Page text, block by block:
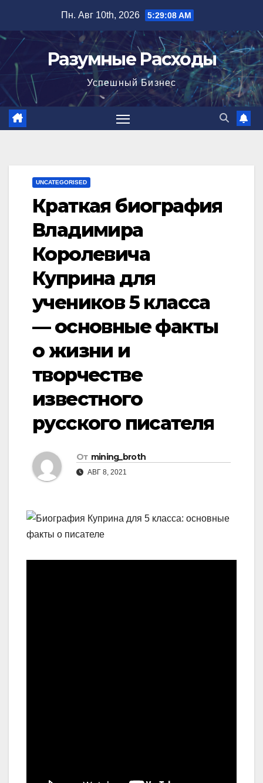
содержимому
Пн. Авг 10th, 2026 5:29:09 AM
Разумные Расходы
Успешный Бизнес
UNCATEGORISED
Краткая биография
Владимира
Королевича
Куприна для
учеников 5 класса
— основные факты
о жизни и
творчестве
известного
русского писателя
От mining_broth
АВГ 8, 2021